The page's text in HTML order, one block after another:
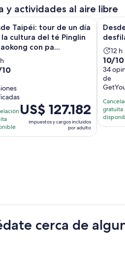
por
adulto
y actividades al aire libre
Taipéi: tour de un día
cultura del té Pinglin
con pa...
El
precio
de
US$ 127.182
impuestos y cargos incluidos
por adulto
tour de un día por la cultura
La
12
12 h
10.0
de
10
con
34
10/10
34
de
gratuita
Desde
cerca de